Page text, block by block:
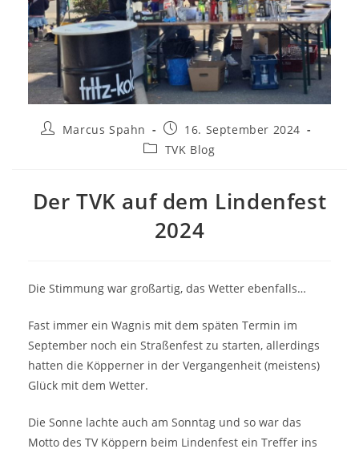
Beitrags-
Marcus Spahn
Beitrag
veröffentlicht:
16. September 2024
Beitrags-
TVK Blog
Der TVK auf dem Lindenfest
2024
Die Stimmung war großartig, das Wetter ebenfalls…
Fast immer ein Wagnis mit dem späten Termin im
September noch ein Straßenfest zu starten, allerdings
hatten die Köpperner in der Vergangenheit (meistens)
Glück mit dem Wetter.
Die Sonne lachte auch am Sonntag und so war das
Motto des TV Köppern beim Lindenfest ein Treffer ins